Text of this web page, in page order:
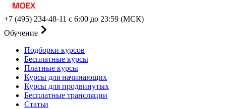
+7 (495) 234-48-11 с 6:00 до 23:59 (МСК)
Обучение
Подборки курсов
Бесплатные курсы
Платные курсы
Курсы для начинающих
Курсы для продвинутых
Бесплатные трансляции
Статьи